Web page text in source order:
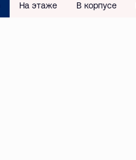
На этаже В корпусе